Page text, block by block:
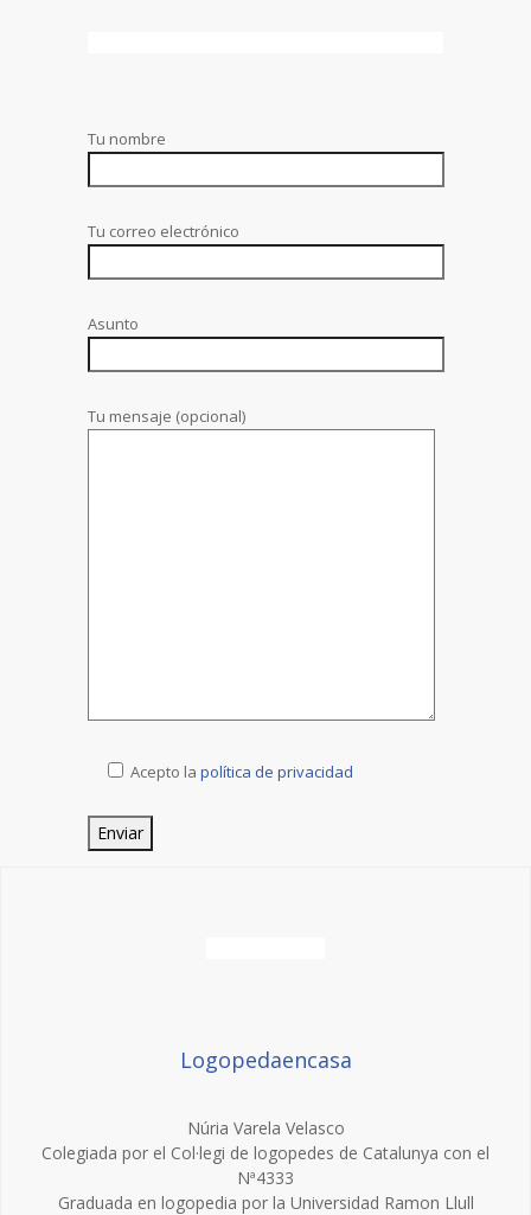
Tu nombre
Tu correo electrónico
Asunto
Tu mensaje (opcional)
Acepto la política de privacidad
Logopedaencasa
Núria Varela Velasco
Colegiada por el Col·legi de logopedes de Catalunya con el
Nª4333
Graduada en logopedia por la Universidad Ramon Llull